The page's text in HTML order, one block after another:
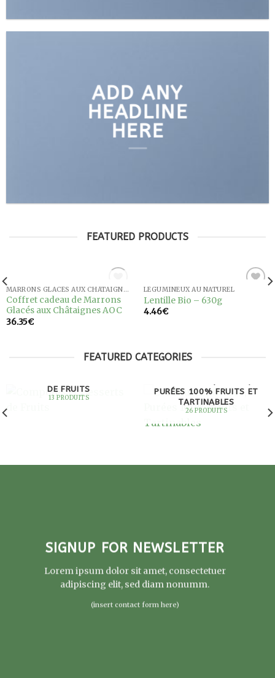
ADD ANY
HEADLINE
HERE
FEATURED PRODUCTS
à la
wishlist
RUPTURE DE STOCK MARRONS GLACÉS AUX CHÂTAIGNES AOC
Coffret cadeau de Marrons
Glacés aux Châtaignes AOC
36.35€
LÉGUMINEUX AU NATUREL
Lentille Bio – 630g
4.46€
FEATURED CATEGORIES
DE FRUITS
13 PRODUITS
PURÉES 100% FRUITS ET
TARTINABLES
26 PRODUITS
SIGNUP FOR NEWSLETTER
Lorem ipsum dolor sit amet, consectetuer
adipiscing elit, sed diam nonumm.
(insert contact form here)